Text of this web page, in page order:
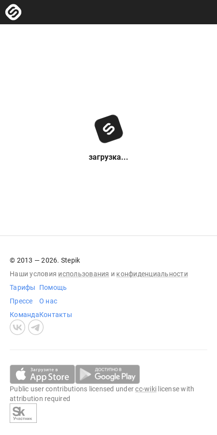
загрузка...
© 2013 — 2026. Stepik
Наши условия использования и конфиденциальности
Тарифы
Прессе
Команда
Помощь
О нас
Контакты
Public user contributions licensed undercc-wiki license with
attribution required